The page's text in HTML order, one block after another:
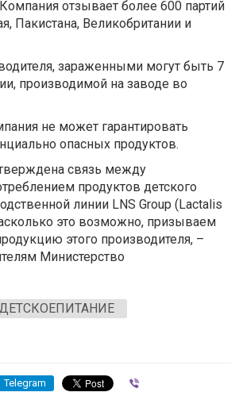
отзывает более 600 партий
Пакистана, Великобритании и
зараженными могут быть 7
производимой на заводе во
не может гарантировать
опасных продуктов.
связь между
продуктов детского
линии LNS Group (Lactalis
это возможно, призываем
этого производителя, –
Министерство
Telegram